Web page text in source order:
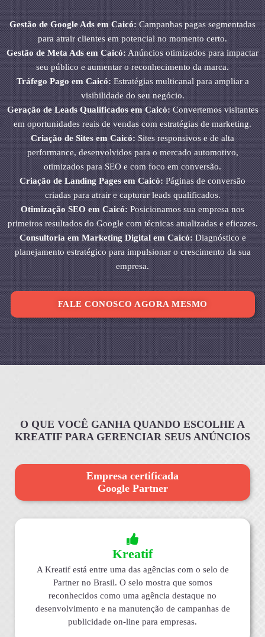
Gestão de Google Ads em Caicó:Campanhas pagas segmentadas
para atrair clientes em potencial no momento certo.
Gestão de Meta Ads em Caicó:Anúncios otimizados para impactar
seu público e aumentar o reconhecimento da marca.
Tráfego Pago em Caicó:Estratégias multicanal para ampliar a
visibilidade do seu negócio.
Geração de Leads Qualificados em Caicó:Convertemos visitantes
em oportunidades reais de vendas com estratégias de marketing.
Criação de Sites em Caicó:Sites responsivos e de alta
performance, desenvolvidos para o mercado automotivo,
otimizados para SEO e com foco em conversão.
Criação de Landing Pages em Caicó:Páginas de conversão
criadas para atrair e capturar leads qualificados.
Otimização SEO em Caicó:Posicionamos sua empresa nos
primeiros resultados do Google com técnicas atualizadas e eficazes.
Consultoria em Marketing Digital em Caicó:Diagnóstico e
planejamento estratégico para impulsionar o crescimento da sua
empresa.
FALE CONOSCO AGORA MESMO
O QUE VOCÊ GANHA QUANDO ESCOLHE A
KREATIF PARA GERENCIAR SEUS ANÚNCIOS
Empresa certificada
Google Partner
Kreatif
A Kreatif está entre uma das agências com o selo de
Partner no Brasil. O selo mostra que somos
reconhecidos como uma agência destaque no
desenvolvimento e na manutenção de campanhas de
publicidade on-line para empresas.